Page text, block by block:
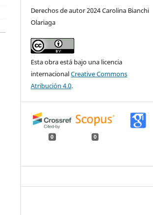
Derechos de autor 2024 Carolina Bianchi
Olariaga
Esta obra está bajo una licencia
internacionalCreative Commons
Atribución 4.0.
0 0